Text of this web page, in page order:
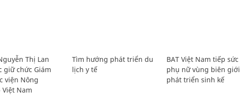
Thị Lan
giữ chức Giám
viện Nông
Nam
Tìm hướng phát triển du
lịch y tế
BAT Việt Nam tiếp sức
phụ nữ vùng biên giới
phát triển sinh kế